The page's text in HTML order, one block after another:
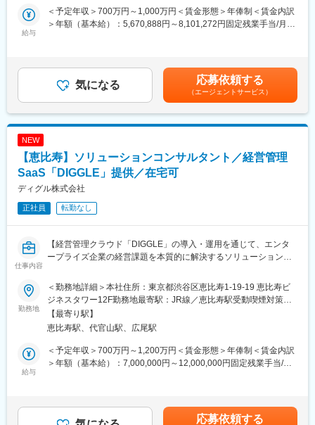
● 最先端の働き方やテクノロジーに触れ続けたい方
● 裁量ある環境で主体的にキャリアを築きたい方
術支援を担っていただきます。
<具体的な業務>
・Google Workspace導入検討企業への課題ヒアリング・提案
・プリセールス支援（提案活動）
<プロジェクト例>
・数百～数千名規模企業のグループウェア移行（Microsoft 365等
→ Google Workspace）
・セキュリティポリシー設計含むDXプロジェクト上流工程参画
ッチアップ後はプロジェクトリードや顧客提案を担っていただき
ます。将来的にはアーキテクト、PM、技術発信など多様なキャリ
■サービス・技術領域について
・Google Workspace（コラボレーション、セキュリティ、管理設
計）
・Google Cloud（連携・インフラ領域）
・ゼロトラスト、ID管理、業務自動化（GAS等）
G-genはGoogle Cloudプレミアパートナーであり、Googleと直接
・Google最高位パートナーとして最先端技術案件に参画可能
給与
＜予定年収＞700万円～1,000万円＜賃金形態＞年俸制＜賃金内訳
＞年額（基本給）：5,670,888円～8,101,272円固定残業手当/月：
金はあくまでも目安の金額であり、選考を通じて上下する可能性
があります。月給(月額)は固定手当を含めた表記です。
気になる 応募依頼する
（エージェントサービス）
NEW
【恵比寿】ソリューションコンサルタント／経営管理
SaaS「DIGGLE」提供／在宅可
ディグル株式会社
正社員 転勤なし
仕事内容
【経営管理クラウド「DIGGLE」の導入・運用を通じて、エンタ
ープライズ企業の経営課題を本質的に解決するソリューションコ
■業務概要
当社が開発・提供する経営管理SaaS「DIGGLE」を活用し、エン
タープライズ企業を中心とした顧客に対して、経営管理領域の課
題解決と業務高度化を支援していただきます。フィールドセール
スと連携し、経営管理体制の刷新や業務プロセス改善を主導し、
顧客の事業成長を後押しする役割です。
本ポジションは、フィールドセールスと連携し、エンタープライ
ズ企業の経営管理課題を解決へと導くコンサルタント集団です。
勤務地
＜勤務地詳細＞本社住所：東京都渋谷区恵比寿1-19-19 恵比寿ビ
ジネスタワー12F勤務地最寄駅：JR線／恵比寿駅受動喫煙対策：
屋内喫煙可能場所あり変更の範囲：無
【最寄り駅】
恵比寿駅、代官山駅、広尾駅
給与
＜予定年収＞700万円～1,200万円＜賃金形態＞年俸制＜賃金内訳
＞年額（基本給）：7,000,000円～12,000,000円固定残業手当/
業手当＞有＜給与補足＞※ご経験・スキルを考慮して決定いたしま
応募依頼する